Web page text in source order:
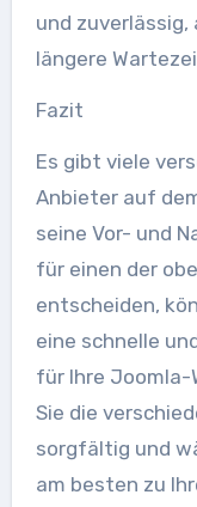
und
längere
Fazit
Es gibt viele
Anbieter auf
seine Vor- und
für einen der
entscheiden,
eine schnelle
für Ihre Joomla-
Sie die
sorgfältig und
am besten zu